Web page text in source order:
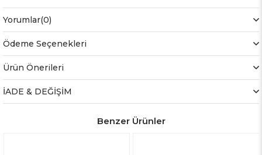
Yorumlar(0)
Ödeme Seçenekleri
Ürün Önerileri
İADE & DEĞİŞİM
Benzer Ürünler